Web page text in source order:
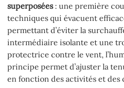
superposées: une première
techniques qui évacuent
permettant d’éviter la
intermédiaire isolante et une
protectrice contre le vent,
principe permet d’ajuster la
en fonction des activités et